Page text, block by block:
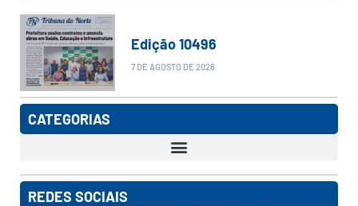
Edição 10496
7 DE AGOSTO DE 2026
CATEGORIAS
REDES SOCIAIS